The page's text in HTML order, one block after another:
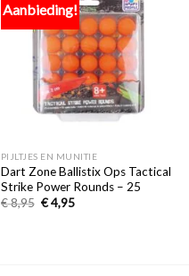
Aanbieding!
Toevoegen
aan
verlanglijst
PIJLTJES EN MUNITIE
Dart Zone Ballistix Ops Tactical
Strike Power Rounds – 25
€8,95 €4,95